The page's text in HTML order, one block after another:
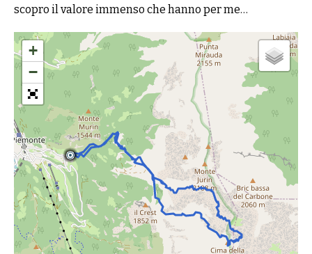
scopro il valore immenso che hanno per me…
+
−